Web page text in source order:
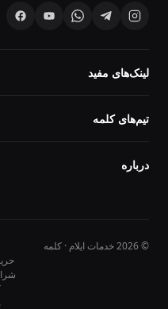
لینک‌های مفید
تیم‌های کلمه
درباره
© 2026 خدمات ایلام · کلمه